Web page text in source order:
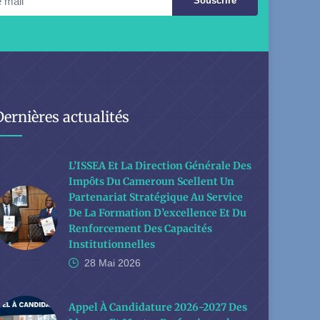
actualités
L’ISSEA Et La Direction Générale Des
Impôts Du Cameroun Scellent Un
Partenariat Stratégique Au Service
De La Formation D’excellence Et Du
Renforcement Des Capacités
Institutionnelles
28 Mai 2026
Appel À Candidature 2026-2027 Des